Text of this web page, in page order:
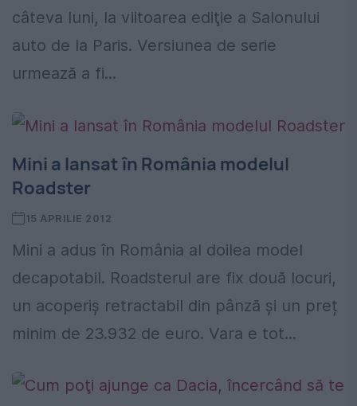
câteva luni, la viitoarea ediţie a Salonului
auto de la Paris. Versiunea de serie
urmează a fi...
Mini a lansat în România modelul
Roadster
15 APRILIE 2012
Mini a adus în România al doilea model
decapotabil. Roadsterul are fix două locuri,
un acoperiș retractabil din pânză și un preț
minim de 23.932 de euro. Vara e tot...